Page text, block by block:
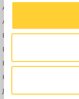
Abbruch
Ausbildung & Beruf
Bau Allgemein
Baumaschinen
Berg- & Tagebau
Hoch- & Tiefbau
Jobbörse